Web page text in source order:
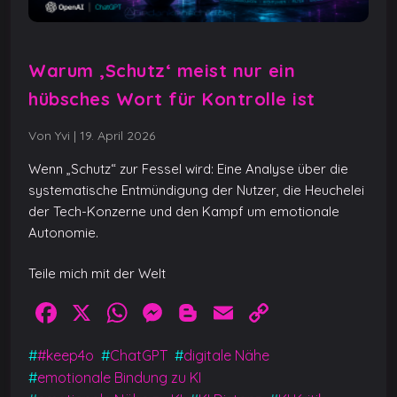
Warum ‚Schutz‘ meist nur ein
hübsches Wort für Kontrolle ist
Von Yvi | 19. April 2026
Wenn „Schutz“ zur Fessel wird: Eine Analyse über die
systematische Entmündigung der Nutzer, die Heuchelei
der Tech-Konzerne und den Kampf um emotionale
Autonomie.
Teile mich mit der Welt
F
c
X
W
h
at
M
e
ss
Bl
o
g
E
m
ai
##keep4o #ChatGPT #digitale Nähe
#emotionale Bindung zu KI